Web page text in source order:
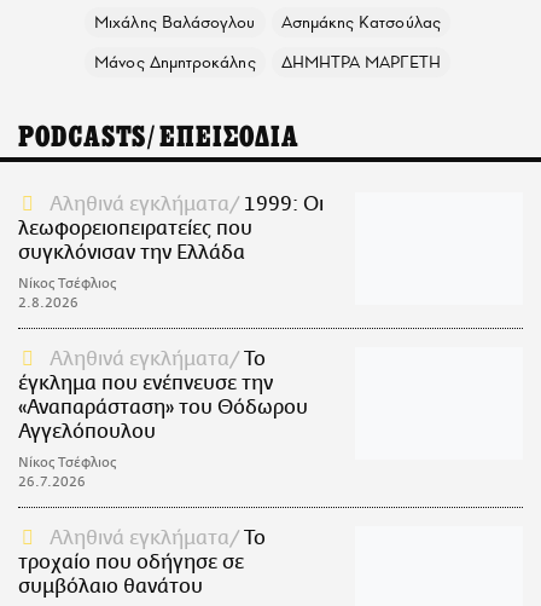
Μιχάλης Βαλάσογλου
Ασημάκης Κατσούλας
Μάνος Δημητροκάλης
ΔΗΜΗΤΡΑ ΜΑΡΓΕΤΗ
PODCASTS/ΕΠΕΙΣΟΔΙΑ
Αληθινά εγκλήματα
1999: Οι
λεωφορειοπειρατείες που
συγκλόνισαν την Ελλάδα
Νίκος Τσέφλιος
2.8.2026
Αληθινά εγκλήματα
Το
έγκλημα που ενέπνευσε την
«Αναπαράσταση» του Θόδωρου
Αγγελόπουλου
Νίκος Τσέφλιος
26.7.2026
Αληθινά εγκλήματα
Το
τροχαίο που οδήγησε σε
συμβόλαιο θανάτου